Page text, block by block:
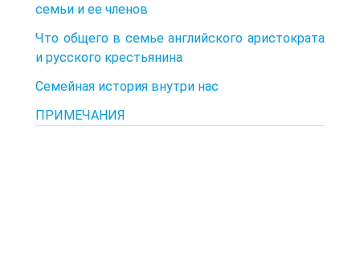
семьи и ее членов
Что общего в семье английского аристократа
и русского крестьянина
Семейная история внутри нас
ПРИМЕЧАНИЯ